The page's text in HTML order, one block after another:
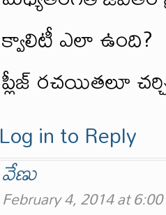
క్వాలిటీ ఎలా ఉంది?
ప్లీజ్ రచయితలూ
Log in to Reply
వేణు
February 4, 2014 at